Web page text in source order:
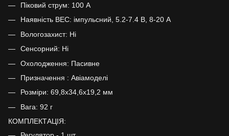
Піковий струм: 100 А
Наявність BEC: імпульсний, 5.2-7.4 В, 8-20 А
Вологозахист: Ні
Сенсорний: Ні
Охолодження: Пасивне
Призначення : Авіамоделі
Розміри: 69,8x34,6x19,2 мм
Вага: 92 г
КОМПЛЕКТАЦІЯ: